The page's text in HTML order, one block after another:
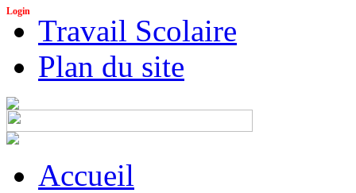
Login
Travail Scolaire
Plan du site
Accueil